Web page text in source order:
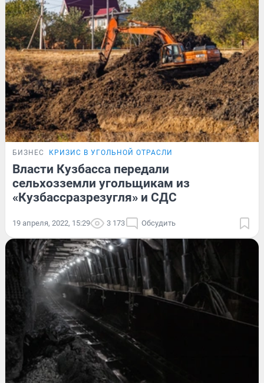
БИЗНЕС КРИЗИС В УГОЛЬНОЙ ОТРАСЛИ
Власти Кузбасса передали
сельхозземли угольщикам из
«Кузбассразрезугля» и СДС
19 апреля, 2022, 15:29 3 173 Обсудить